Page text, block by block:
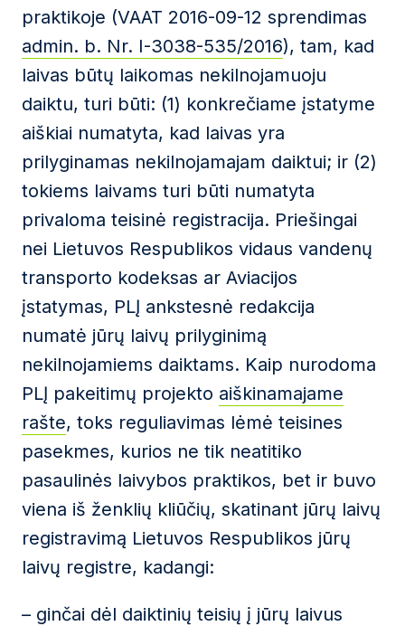
praktikoje (VAAT 2016-09-12 sprendimas
admin. b. Nr. I-3038-535/2016), tam, kad
laivas būtų laikomas nekilnojamuoju
daiktu, turi būti: (1) konkrečiame įstatyme
aiškiai numatyta, kad laivas yra
prilyginamas nekilnojamajam daiktui; ir (2)
tokiems laivams turi būti numatyta
privaloma teisinė registracija. Priešingai
nei Lietuvos Respublikos vidaus vandenų
transporto kodeksas ar Aviacijos
įstatymas, PLĮ ankstesnė redakcija
numatė jūrų laivų prilyginimą
nekilnojamiems daiktams. Kaip nurodoma
PLĮ pakeitimų projekto aiškinamajame
rašte, toks reguliavimas lėmė teisines
pasekmes, kurios ne tik neatitiko
pasaulinės laivybos praktikos, bet ir buvo
viena iš ženklių kliūčių, skatinant jūrų laivų
registravimą Lietuvos Respublikos jūrų
laivų registre, kadangi:
– ginčai dėl daiktinių teisių į jūrų laivus